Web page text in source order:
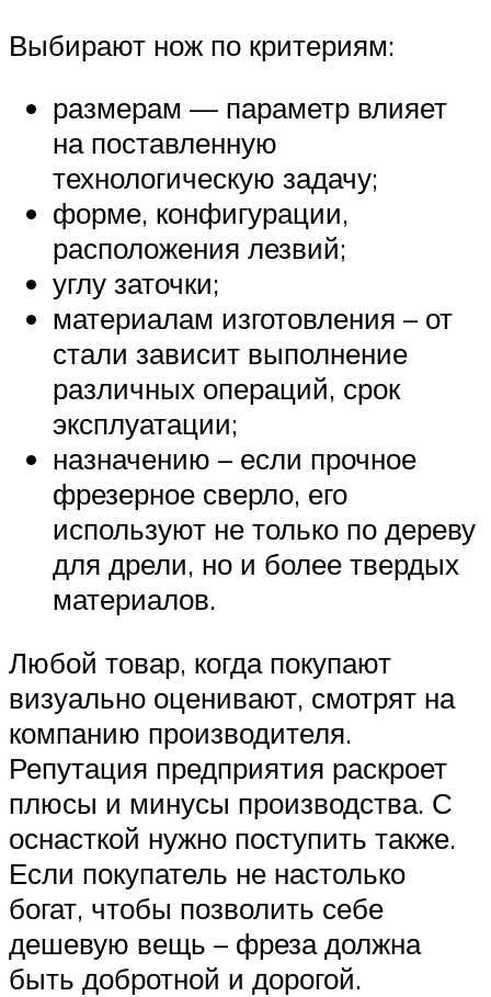
Выбирают нож по критериям:
размерам — параметр влияет
на поставленную
технологическую задачу;
форме, конфигурации,
расположения лезвий;
углу заточки;
материалам изготовления – от
стали зависит выполнение
различных операций, срок
эксплуатации;
назначению – если прочное
фрезерное сверло, его
используют не только по дереву
для дрели, но и более твердых
материалов.
Любой товар, когда покупают
визуально оценивают, смотрят на
компанию производителя.
Репутация предприятия раскроет
плюсы и минусы производства. С
оснасткой нужно поступить также.
Если покупатель не настолько
богат, чтобы позволить себе
дешевую вещь – фреза должна
быть добротной и дорогой.